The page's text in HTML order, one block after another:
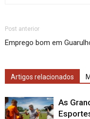
Post anterior
Emprego bom em
Artigos relacionados
As